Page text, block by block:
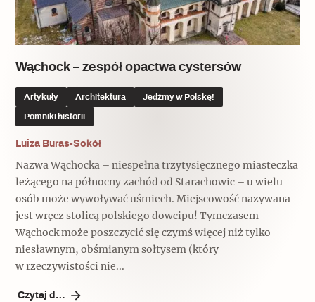
Wąchock – zespół opactwa cystersów
Artykuły Architektura Jedźmy w Polskę!
Pomniki historii
Luiza Buras-Sokół
Nazwa Wąchocka – niespełna trzytysięcznego miasteczka
leżącego na północny zachód od Starachowic – u wielu
osób może wywoływać uśmiech. Miejscowość nazywana
jest wręcz stolicą polskiego dowcipu! Tymczasem
Wąchock może poszczycić się czymś więcej niż tylko
niesławnym, obśmianym sołtysem (który
w rzeczywistości nie...
Czytaj dalej